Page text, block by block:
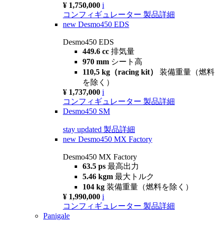
¥ 1,750,000 i
コンフィギュレーター 製品詳細
new Desmo450 EDS
Desmo450 EDS
449.6 cc 排気量
970 mm シート高
110,5 kg（racing kit） 装備重量（燃料
を除く）
¥ 1,737,000 i
コンフィギュレーター 製品詳細
Desmo450 SM
stay updated 製品詳細
new Desmo450 MX Factory
Desmo450 MX Factory
63.5 ps 最高出力
5.46 kgm 最大トルク
104 kg 装備重量（燃料を除く）
¥ 1,990,000 i
コンフィギュレーター 製品詳細
Panigale